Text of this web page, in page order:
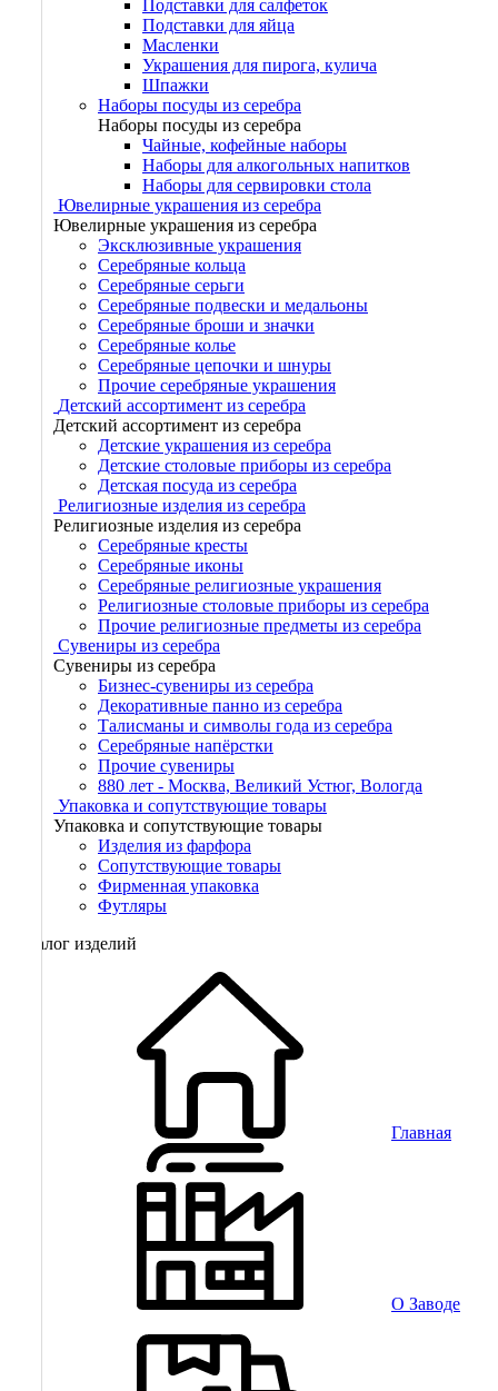
Подставки для салфеток
Подставки для яйца
Масленки
Украшения для пирога, кулича
Шпажки
Наборы посуды из серебра
Наборы посуды из серебра
Чайные, кофейные наборы
Наборы для алкогольных напитков
Наборы для сервировки стола
Ювелирные украшения из серебра
Ювелирные украшения из серебра
Эксклюзивные украшения
Серебряные кольца
Серебряные серьги
Серебряные подвески и медальоны
Серебряные броши и значки
Серебряные колье
Серебряные цепочки и шнуры
Прочие серебряные украшения
Детский ассортимент из серебра
Детский ассортимент из серебра
Детские украшения из серебра
Детские столовые приборы из серебра
Детская посуда из серебра
Религиозные изделия из серебра
Религиозные изделия из серебра
Серебряные кресты
Серебряные иконы
Серебряные религиозные украшения
Религиозные столовые приборы из серебра
Прочие религиозные предметы из серебра
Сувениры из серебра
Сувениры из серебра
Бизнес-сувениры из серебра
Декоративные панно из серебра
Талисманы и символы года из серебра
Серебряные напёрстки
Прочие сувениры
880 лет - Москва, Великий Устюг, Вологда
Упаковка и сопутствующие товары
Упаковка и сопутствующие товары
Изделия из фарфора
Сопутствующие товары
Фирменная упаковка
Футляры
Каталог изделий
Главная
О Заводе